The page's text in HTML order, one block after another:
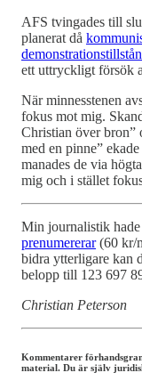
AFS tvingades till
planerat då
ett uttryckligt försök
När minnesstenen
fokus mot mig.
Christian över bron”
med en pinne”
manades de via
mig och i stället
Min journalistik
prenumererar(60 kr/
bidra ytterligare kan
belopp till 123 697
Christian Peterson
Kommentarer
material. Du är själv